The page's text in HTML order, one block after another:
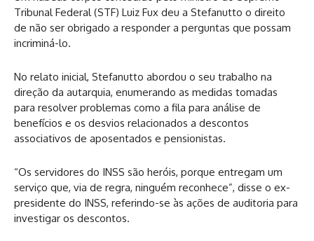
Tribunal Federal (STF) Luiz Fux deu a Stefanutto o direito
de não ser obrigado a responder a perguntas que possam
incriminá-lo.
No relato inicial, Stefanutto abordou o seu trabalho na
direção da autarquia, enumerando as medidas tomadas
para resolver problemas como a fila para análise de
benefícios e os desvios relacionados a descontos
associativos de aposentados e pensionistas.
“Os servidores do INSS são heróis, porque entregam um
serviço que, via de regra, ninguém reconhece”, disse o ex-
presidente do INSS, referindo-se às ações de auditoria para
investigar os descontos.